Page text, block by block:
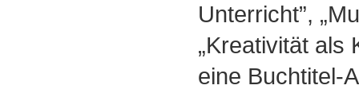
Unterricht”,
„Kreativität als
eine Buchtitel-